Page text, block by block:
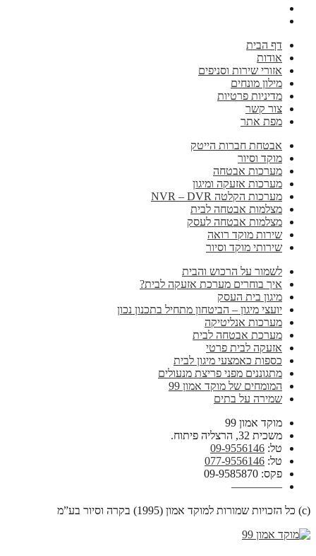
דף הבית
אודות
אזורי שירות וסניפים
מילון מונחים
מדיניות פרטיות
צור קשר
מפת אתר
אבטחת חברות הייטק
מוקד וסיור
מערכות אבטחה
מערכות אזעקה ומיגון
מערכות הקלטה NVR – DVR
מצלמות אבטחה לבית
מצלמות אבטחה לעסק
שירות מוקד רואה
שירותי מוקד וסיור
לשמור על הרכוש והבית
איך בוחרים מערכת אזעקה לבית?
מיגון בית העסק
יועצי מיגון – הביטחון מתחיל בתכנון נכון
מערכות אנליטיקה
מערכת אבטחה לבית
אזעקה לבית פרטי
כספות כאמצעי מיגון לבית
מתגוננים מפני פריצת מנעולים
המומחים של מוקד אמון 99
שמירה על בתים
מוקד אמון 99
משכית 32, הרצליה פיתוח.
טל: 09-9556146
טל: 077-9556146
פקס: 09-9585870
————–
(c) כל הזכויות שמורות למוקד אמון (1995) בקרה וסיור בע”מ